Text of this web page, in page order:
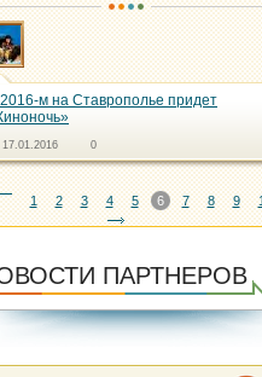
м на Ставрополье придет
17.01.2016 0
1 2 3 4 5 6 7 8 9
ПАРТНЕРОВ